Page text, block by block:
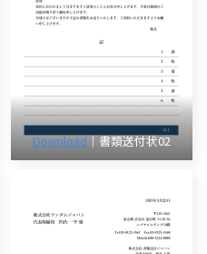
Download｜書類送付状02